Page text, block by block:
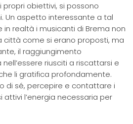
obiettivi, si possono
Un aspetto interessante a tal
realtà i musicanti di Brema non
città come si erano proposti, ma
il raggiungimento
riusciti a riscattarsi e
li gratifica profondamente.
di sé, percepire e contattare i
attivi l’energia necessaria per